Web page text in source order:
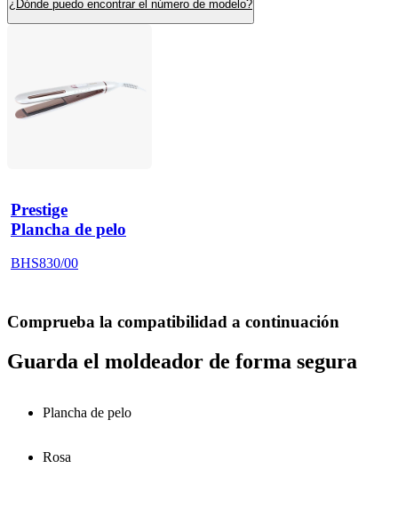
¿Dónde puedo encontrar el número de modelo?
Prestige
Plancha de pelo
BHS830/00
Comprueba la compatibilidad a continuación
Guarda el moldeador de forma segura
Plancha de pelo
Rosa